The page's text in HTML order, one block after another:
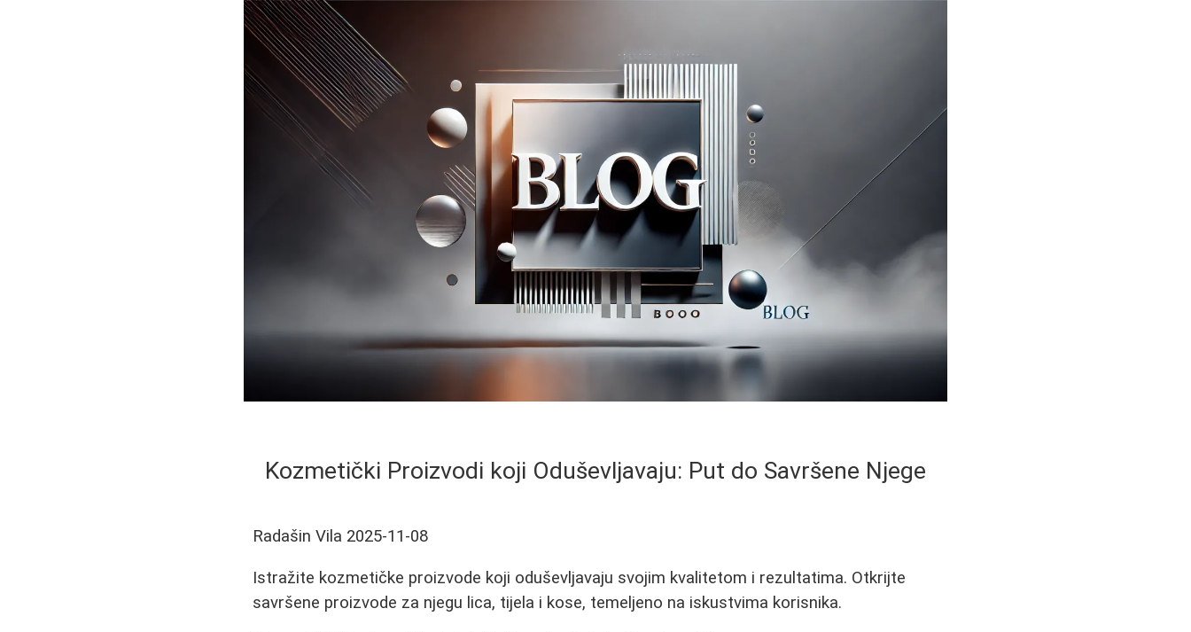
Kozmetički Proizvodi koji Oduševljavaju: Put do Savršene Njege
Radašin Vila 2025-11-08
Istražite kozmetičke proizvode koji oduševljavaju svojim kvalitetom i rezultatima. Otkrijte
savršene proizvode za njegu lica, tijela i kose, temeljeno na iskustvima korisnika.